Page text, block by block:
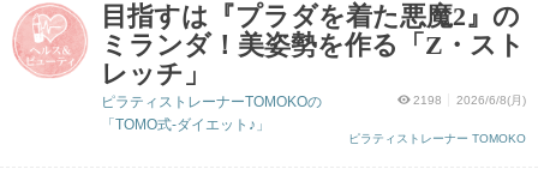
目指すは『プラダを着た悪魔2』の
ミランダ！美姿勢を作る「Z・スト
レッチ」
2198 2026/6/8(月)
ピラティストレーナー TOMOKO
ピラティストレーナーTOMOKOの
「TOMO式-ダイエット♪」